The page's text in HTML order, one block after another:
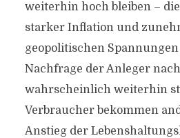
weiterhin hoch bleiben –
starker Inflation und
geopolitischen
Nachfrage der Anleger
wahrscheinlich weiterhin
Verbraucher bekommen
Anstieg der